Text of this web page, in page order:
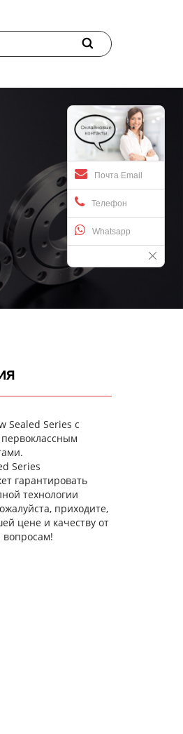

Почта Email
Телефон
Whatsapp
Sealed Series с
Series
гарантировать
технологии
приходите,
цене и качеству от
вопросам!